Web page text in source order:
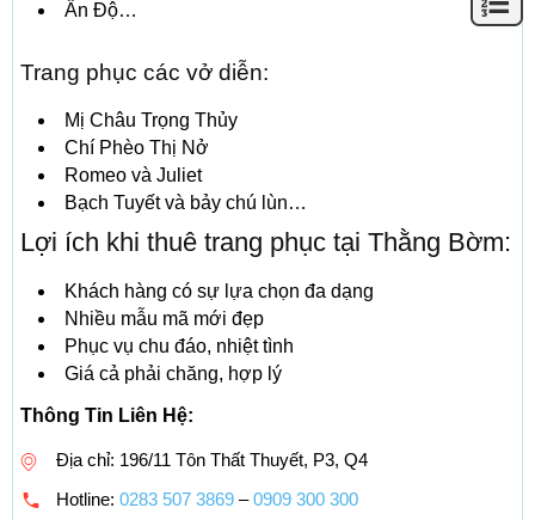
Ấn Độ…
Trang phục các vở diễn:
Mị Châu Trọng Thủy
Chí Phèo Thị Nở
Romeo và Juliet
Bạch Tuyết và bảy chú lùn…
Lợi ích khi thuê trang phục tại Thằng Bờm:
Khách hàng có sự lựa chọn đa dạng
Nhiều mẫu mã mới đẹp
Phục vụ chu đáo, nhiệt tình
Giá cả phải chăng, hợp lý
Thông Tin Liên Hệ:
Địa chỉ: 196/11 Tôn Thất Thuyết, P3, Q4
Hotline: 0283 507 3869 –0909 300 300